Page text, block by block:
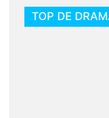
TOP DE